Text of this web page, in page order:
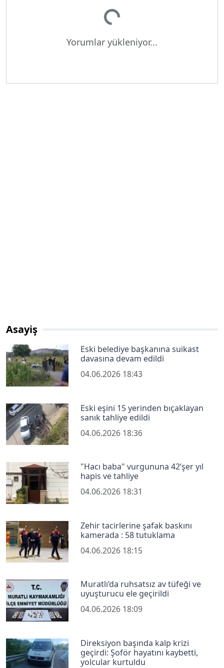
Yorumlar yükleniyor...
Asayiş
Eski belediye başkanına suikast
davasına devam edildi
04.06.2026 18:43
Eski eşini 15 yerinden bıçaklayan
sanık tahliye edildi
04.06.2026 18:36
"Hacı baba" vurgununa 42’şer yıl
hapis ve tahliye
04.06.2026 18:31
Zehir tacirlerine şafak baskını
kamerada : 58 tutuklama
04.06.2026 18:15
Muratlı’da ruhsatsız av tüfeği ve
uyuşturucu ele geçirildi
04.06.2026 18:09
Direksiyon başında kalp krizi
geçirdi: Şoför hayatını kaybetti,
yolcular kurtuldu